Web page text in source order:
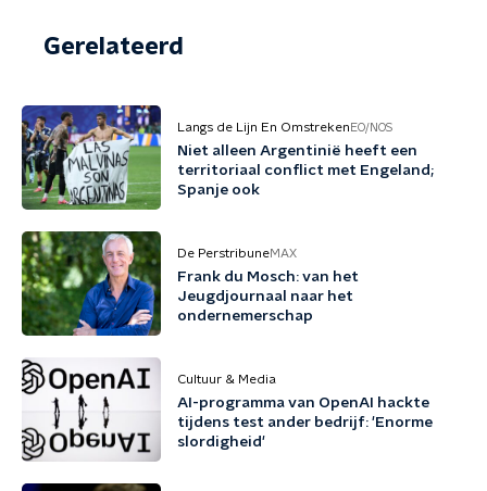
Gerelateerd
Langs de Lijn En Omstreken EO/NOS
Niet alleen Argentinië heeft een
territoriaal conflict met Engeland;
Spanje ook
De PerstribuneMAX
Frank du Mosch: van het
Jeugdjournaal naar het
ondernemerschap
Cultuur & Media
AI-programma van OpenAI hackte
tijdens test ander bedrijf: 'Enorme
slordigheid'